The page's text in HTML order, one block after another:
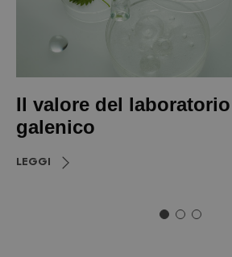
Il valore del laboratorio
galenico
LEGGI